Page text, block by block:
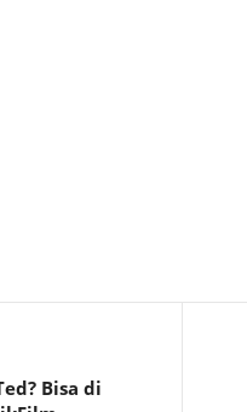
Bisa di